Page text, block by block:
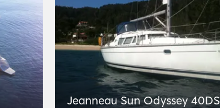
Jeanneau Sun Odyssey 40DS